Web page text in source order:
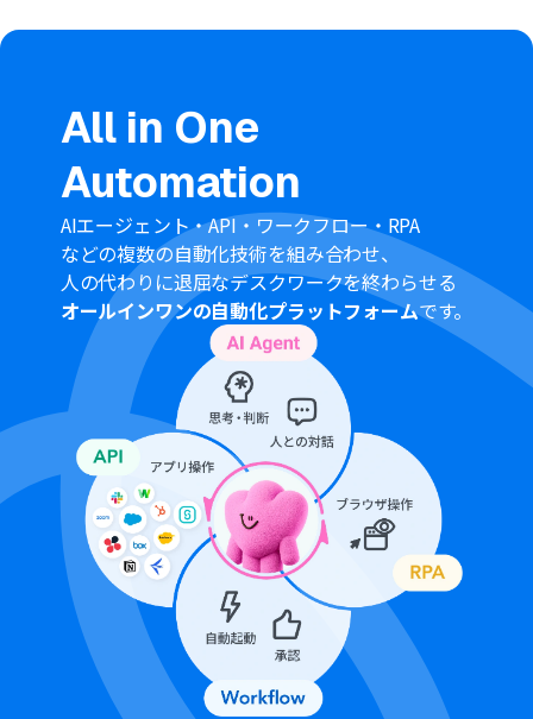
■注意事項
る機能（オペレーション）となっております。フリープラ
ンの場合は設定しているフローボットのオペレーション
はエラーとなりますので、ご注意ください。
パーソナルプランなどの有料プランは、2週間の無料トラ
イアルを行うことが可能です。無料トライアル中には制限
対象のアプリや機能（オペレーション）を使用すること
ができます。詳しくは、料金プランのページをご参照くだ
さい。
LINE公式アカウントはミニプラン以上でご利用いただけ
るアプリとなっております。フリープラン・パーソナルプ
ランの場合は設定しているフローボットのオペレーショ
ンやデータコネクトはエラーとなりますので、ご注意くだ
ミニプラン・チームプラン・サクセスプランなどの有料プ
ランは、2週間の無料トライアルを行うことが可能です。
無料トライアル中には制限対象のアプリを使用すること
ができます。 詳しくは、 料金プランのページをご参照く
ださい。
All in One
Automation
AIエージェント・API・ワークフロー・RPA
などの複数の自動化技術を組み合わせ、
人の代わりに退屈なデスクワークを終わらせる
オールインワンの自動化プラットフォームです。